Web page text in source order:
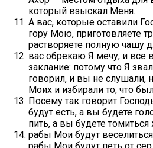
который взыскал Меня.
А вас, которые оставили
гору Мою, приготовляете
растворяете полную чашу
вас обрекаю Я мечу, и все
заклание: потому что Я
говорил, и вы не слушали,
Моих и избирали то, что
Посему так говорит
будут есть, а вы будете
пить, а вы будете
рабы Мои будут